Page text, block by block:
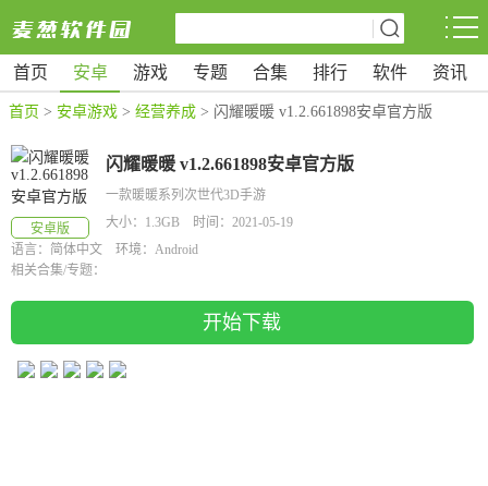
首页 安卓 游戏 专题 合集 排行 软件 资讯
首页 > 安卓游戏 > 经营养成 > 闪耀暖暖 v1.2.661898安卓官方版
安卓版
闪耀暖暖 v1.2.661898安卓官方版
一款暖暖系列次世代3D手游
大小：1.3GB 时间：2021-05-19
语言：简体中文 环境：Android
相关合集/专题：
开始下载